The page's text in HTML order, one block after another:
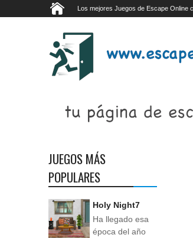
Los mejores Juegos de Escape Online
JUEGOS MÁS
POPULARES
Holy Night7
Ha llegado esa
época del año